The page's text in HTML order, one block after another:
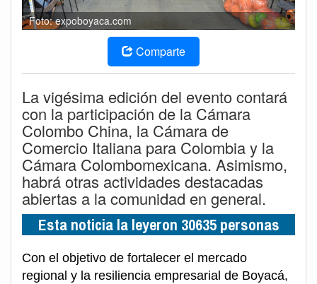
Foto: expoboyaca.com
Comparte
La vigésima edición del evento contará
con la participación de la Cámara
Colombo China, la Cámara de
Comercio Italiana para Colombia y la
Cámara Colombomexicana. Asimismo,
habrá otras actividades destacadas
abiertas a la comunidad en general.
Esta noticia la leyeron 30635 personas
Con el objetivo de fortalecer el mercado
regional y la resiliencia empresarial de Boyacá,